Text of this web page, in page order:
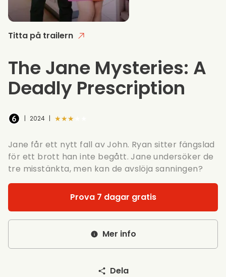
Titta på trailern
The Jane Mysteries: A
Deadly Prescription
| 2024 | ★★★★★
Jane får ett nytt fall av John. Ryan sitter fängslad
för ett brott han inte begått. Jane undersöker de
tre misstänkta, men kan de avslöja sanningen?
Prova 7 dagar gratis
Mer info
Dela